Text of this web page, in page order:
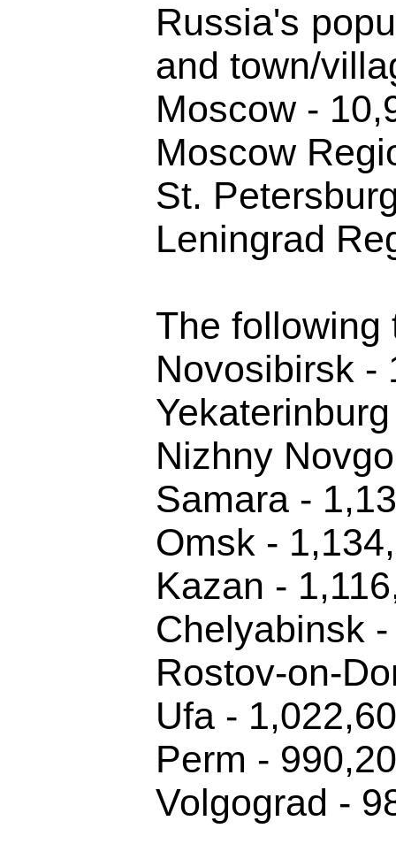
Russia's
and town/
Moscow -
Moscow
St.
Leningrad
The following
Novosibirsk -
Nizhny
Samara -
Omsk -
Kazan -
Chelyabinsk
Rostov-on-
Ufa -
Perm -
Volgograd -